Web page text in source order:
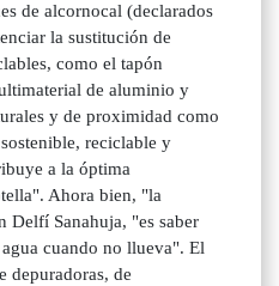
de alcornocal (declarados
la sustitución de
como el tapón
de aluminio y
y de proximidad como
reciclable y
a la óptima
Ahora bien, "la
Delfí Sanahuja, "es saber
cuando no llueva". El
depuradoras, de